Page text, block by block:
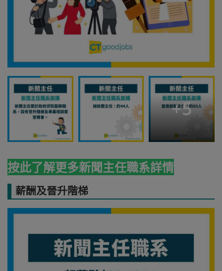
+5
按此了解更多新聞主任職系詳情
薪酬及晉升階梯